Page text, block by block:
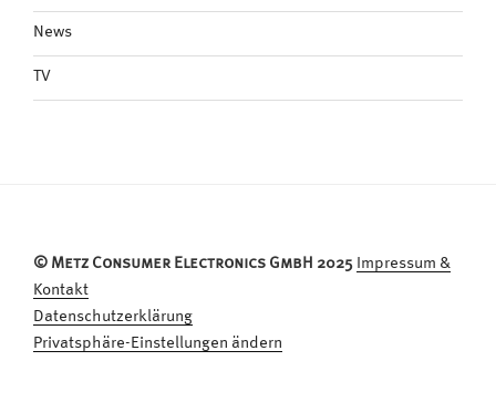
News
TV
© Metz Consumer Electronics GmbH 2025 Impressum &
Kontakt
Datenschutzerklärung
Privatsphäre-Einstellungen ändern